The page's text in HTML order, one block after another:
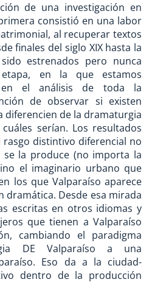
de una investigación en
consistió en una labor
al recuperar textos
finales del siglo XIX hasta la
estrenados pero nunca
en la que estamos
en el análisis de toda la
de observar si existen
diferencien de la dramaturgia
serían. Los resultados
distintivo diferencial no
la produce (no importa la
el imaginario urbano que
los que Valparaíso aparece
dramática. Desde esa mirada
escritas en otros idiomas y
que tienen a Valparaíso
cambiando el paradigma
DE Valparaíso a una
Eso da a la ciudad-
dentro de la producción